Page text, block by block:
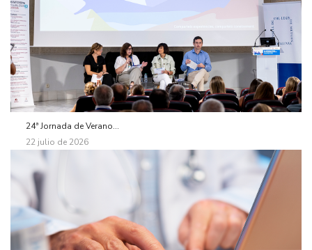
24ª Jornada de Verano...
22 julio de 2026